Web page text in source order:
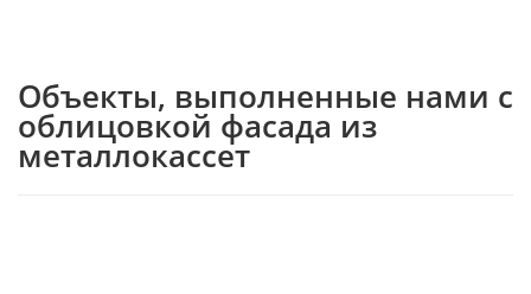
Объекты, выполненные нами с
облицовкой фасада из
металлокассет